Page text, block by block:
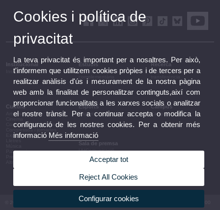
Institucional
Institucional
Estudis
Estudis i formació
Recerca
Recerca, innovació i
Cultura
Arts escèniques
Conferències i debats
Congressos i jornades
Exposicions
Patrimoni
Esports
Esports
Campus
Campus
Sala de premsa
UVComunicació
Notes de premsa
Agenda de govern
Informació corporativa
© 2026 UV. - Av. Blasco Ibáñez, 13. 46010 València. Espanya. Tel UV: (+34) 963 86 41 00
Cookies i política de
privacitat
La teva privacitat és important per a nosaltres. Per això,
t'informem que utilitzem cookies pròpies i de tercers per a
realitzar anàlisis d'ús i mesurament de la nostra pàgina
web amb la finalitat de personalitzar continguts,així com
proporcionar funcionalitats a les xarxes socials o analitzar
el nostre trànsit. Per a continuar accepta o modifica la
configuració de les nostres cookies. Per a obtenir més
informació Més informació
Acceptar tot
Reject All Cookies
Configurar cookies